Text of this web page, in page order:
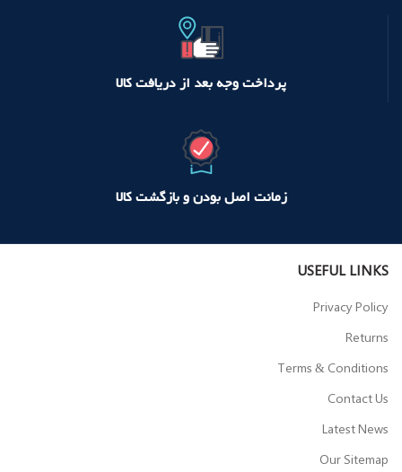
پرداخت وجه بعد از دریافت کالا
زمانت اصل بودن و بازگشت کالا
USEFUL LINKS
Privacy Policy
Returns
Terms & Conditions
Contact Us
Latest News
Our Sitemap